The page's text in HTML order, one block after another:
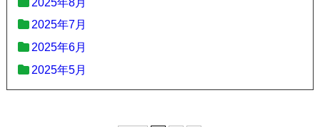
2025年7月
2025年6月
2025年5月